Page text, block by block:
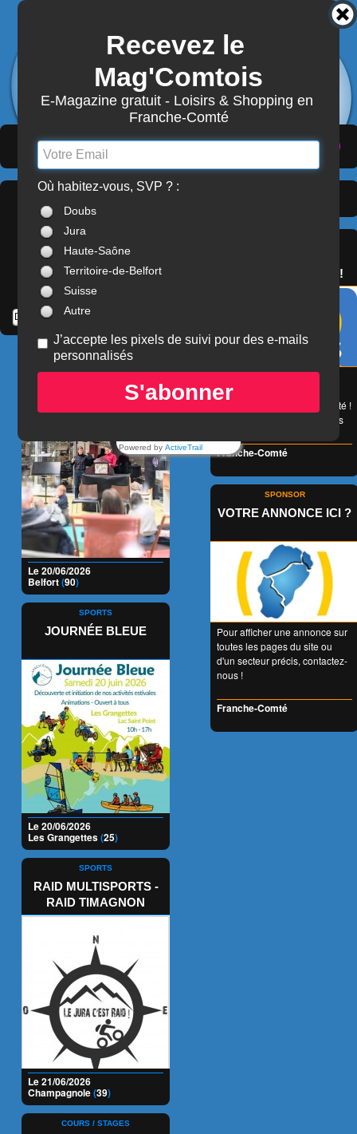
Franche-Comté
3872
7870
Abonnement Mag'Comtois
(ACTUALITÉS) (ANNUAIRE) (MON COMPTE )
Dernières Actualités >
Franche-Comté
JEUNE PUBLIC
LECTURES POUR LES
Le 20/06/2026
Belfort(90)
SPORTS
JOURNÉE BLEUE
Le 20/06/2026
Les Grangettes(25)
SPORTS
RAID MULTISPORTS -
RAID TIMAGNON
Le 21/06/2026
Champagnole(39)
COURS / STAGES
LE PASS'COMTOIS !
😉 LA carte de réduction
accessible à tous et valable
1 an entier en Franche-Comté !
👍 + de 350 Partenaires dans
Franche-Comté
SPONSOR
VOTRE ANNONCE ICI ?
Pour afficher une annonce sur
toutes les pages du site ou
d'un secteur précis, contactez-
nous !
Franche-Comté
Recevez le
Mag'Comtois
E-Magazine gratuit - Loisirs & Shopping en
Franche-Comté
Où habitez-vous, SVP ? :
Doubs
Jura
Haute-Saône
Territoire-de-Belfort
Suisse
Autre
J’accepte les pixels de suivi pour des e-mails
personnalisés
S'abonner
Powered by ActiveTrail